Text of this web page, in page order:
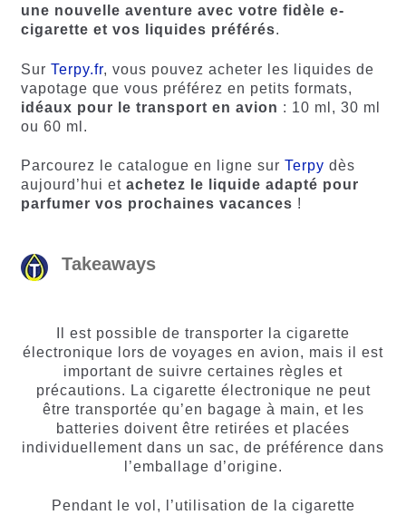
une nouvelle aventure avec votre fidèle e-
cigarette et vos liquides préférés.
Sur Terpy.fr, vous pouvez acheter les liquides de
vapotage que vous préférez en petits formats,
idéaux pour le transport en avion : 10 ml, 30 ml
ou 60 ml.
Parcourez le catalogue en ligne sur Terpy dès
aujourd’hui et achetez le liquide adapté pour
parfumer vos prochaines vacances !
Takeaways
Il est possible de transporter la cigarette
électronique lors de voyages en avion, mais il est
important de suivre certaines règles et
précautions. La cigarette électronique ne peut
être transportée qu’en bagage à main, et les
batteries doivent être retirées et placées
individuellement dans un sac, de préférence dans
l’emballage d’origine.
Pendant le vol, l’utilisation de la cigarette